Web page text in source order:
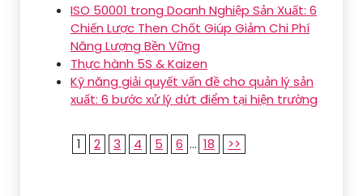
ISO 50001 trong Doanh Nghiệp Sản Xuất: 6
Chiến Lược Then Chốt Giúp Giảm Chi Phí
Năng Lượng Bền Vững
Thực hành 5S & Kaizen
Kỹ năng giải quyết vấn đề cho quản lý sản
xuất: 6 bước xử lý dứt điểm tại hiện trường
1 2 3 4 5 6 ... 18 >>